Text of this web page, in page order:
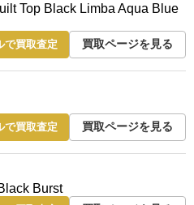
Top Black Limba Aqua Blue
で買取査定 買取ページを見る
で買取査定 買取ページを見る
Burst